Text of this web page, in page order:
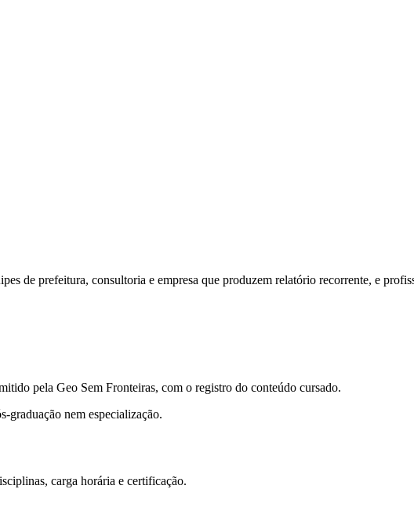
de prefeitura, consultoria e empresa que produzem relatório recorrente, e
pela Geo Sem Fronteiras, com o registro do conteúdo cursado.
nem especialização.
carga horária e certificação.